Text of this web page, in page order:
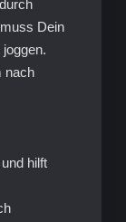
Dein
nach
hilft